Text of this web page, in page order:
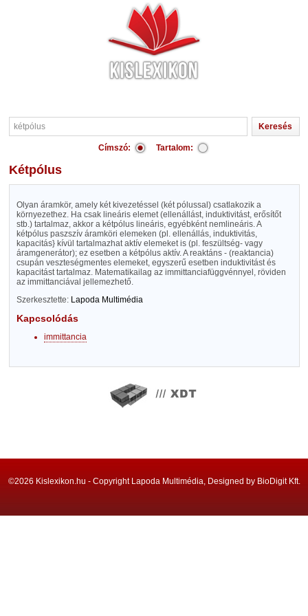
Címszó: Tartalom:
kétpólus
Olyan áramkör, amely két kivezetéssel (két pólussal) csatlakozik a
környezethez. Ha csak lineáris elemet (ellenállást, induktivitást, erősítőt
stb.) tartalmaz, akkor a kétpólus lineáris, egyébként nemlineáris. A
kétpólus paszszív áramköri elemeken (pl. ellenállás, induktivitás,
kapacitás} kívül tartalmazhat aktív elemeket is (pl. feszültség- vagy
áramgenerátor); ez esetben a kétpólus aktív. A reaktáns - (reaktancia)
csupán veszteségmentes elemeket, egyszerű esetben induktivitást és
kapacitást tartalmaz. Matematikailag az immittanciafüggvénnyel, röviden
az immittanciával jellemezhető.
Szerkesztette: Lapoda Multimédia
Kapcsolódás
immittancia
©2026 Kislexikon.hu - Copyright Lapoda Multimédia, Designed by BioDigit Kft.